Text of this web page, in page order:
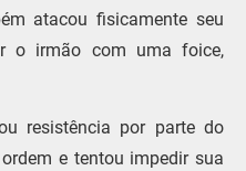
atacou fisicamente seu
o irmão com uma foice,
resistência por parte do
e tentou impedir sua